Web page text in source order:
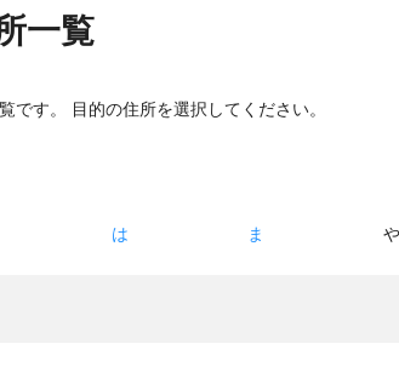
一覧
です。 目的の住所を選択してください。
は ま や